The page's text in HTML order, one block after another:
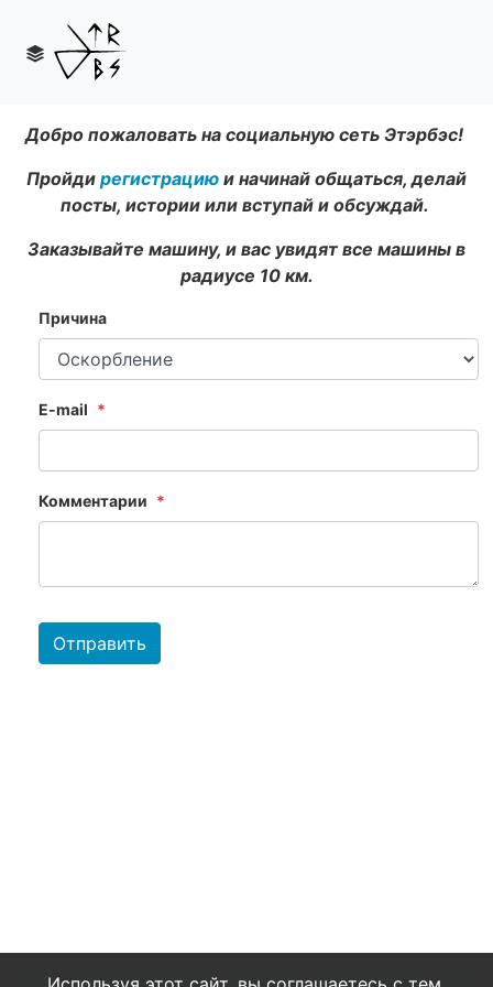
Добро пожаловать на социальную сеть Этэрбэс!
Пройди регистрацию и начинай общаться, делай
посты, истории или вступай и обсуждай.
Заказывайте машину, и вас увидят все машины в
радиусе 10 км.
Причина
E-mail
Комментарии
Отправить